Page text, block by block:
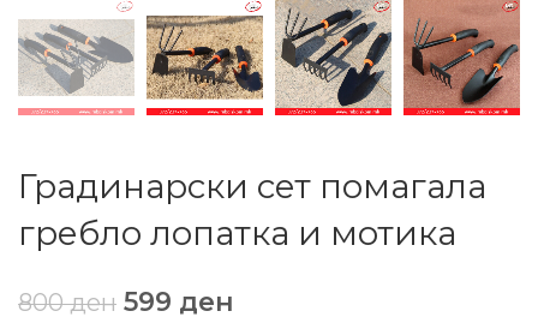
Градинарски сет помагала
гребло лопатка и мотика
800ден 599 ден